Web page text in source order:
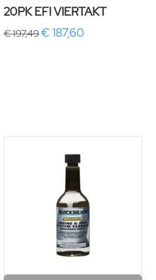
20PK EFI VIERTAKT
€ 197,49€ 187,60